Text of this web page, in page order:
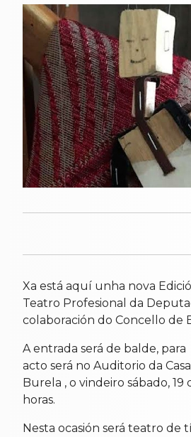
Xa está aquí unha nova
Teatro Profesional da
colaboración do Concello de
A entrada será de balde,
acto será no Auditorio da
Burela , o vindeiro sábado, 19
horas.
Nesta ocasión será teatro de